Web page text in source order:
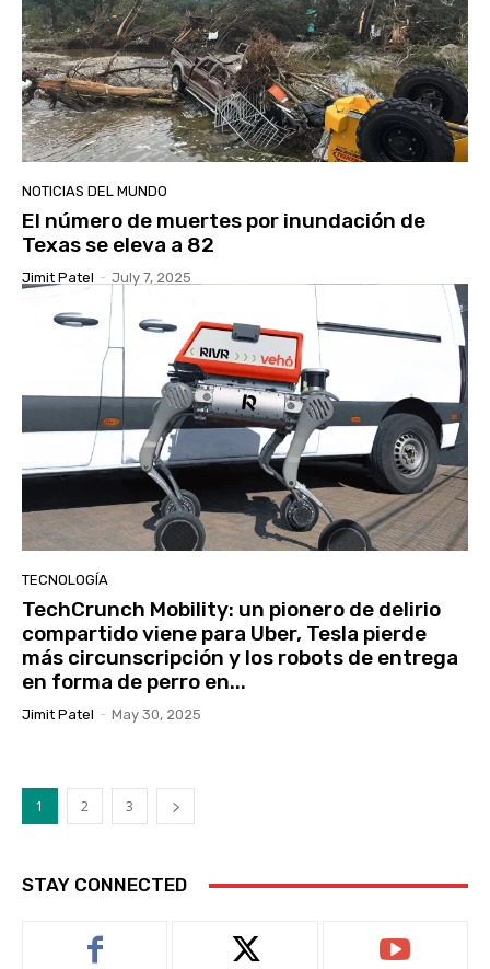
NOTICIAS DEL MUNDO
El número de muertes por inundación de
Texas se eleva a 82
Jimit Patel - July 7, 2025
TECNOLOGÍA
TechCrunch Mobility: un pionero de delirio
compartido viene para Uber, Tesla pierde
más circunscripción y los robots de entrega
en forma de perro en...
Jimit Patel - May 30, 2025
1 2 3
STAY CONNECTED